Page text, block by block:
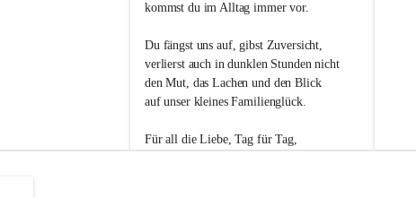
kommst du im Alltag immer vor.
Du fängst uns auf, gibst Zuversicht,
verlierst auch in dunklen Stunden nicht
den Mut, das Lachen und den Blick
auf unser kleines Familienglück.
Für all die Liebe, Tag für Tag,